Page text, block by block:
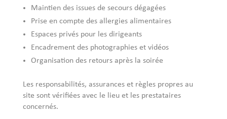
Maintien des issues de secours dégagées
Prise en compte des allergies alimentaires
Espaces privés pour les dirigeants
Encadrement des photographies et vidéos
Organisation des retours après la soirée
Les responsabilités, assurances et règles propres au
site sont vérifiées avec le lieu et les prestataires
concernés.